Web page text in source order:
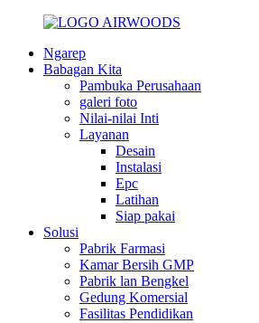
Ngarep
Babagan Kita
Pambuka Perusahaan
galeri foto
Nilai-nilai Inti
Layanan
Desain
Instalasi
Epc
Latihan
Siap pakai
Solusi
Pabrik Farmasi
Kamar Bersih GMP
Pabrik lan Bengkel
Gedung Komersial
Fasilitas Pendidikan